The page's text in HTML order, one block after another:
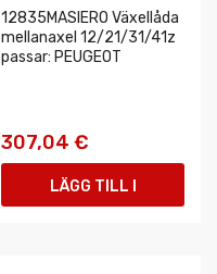
12835MASIERO Växellåda
mellanaxel 12/21/31/41z
passar: PEUGEOT
307,04 €
LÄGG TILL I